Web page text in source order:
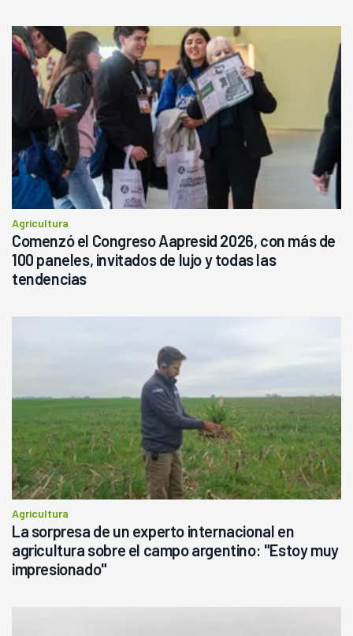
Agricultura
Comenzó el Congreso Aapresid 2026, con más de
100 paneles, invitados de lujo y todas las
tendencias
Agricultura
La sorpresa de un experto internacional en
agricultura sobre el campo argentino: "Estoy muy
impresionado"